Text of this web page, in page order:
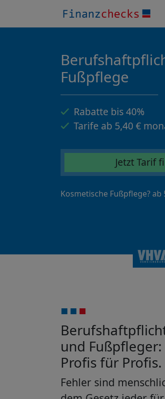
Fußpflege
Rabatte bis 40%
Tarife ab 5,40 €
Jetzt Tarif
Kosmetische Fußpflege? ab
und
Profis für Profis.
Fehler sind